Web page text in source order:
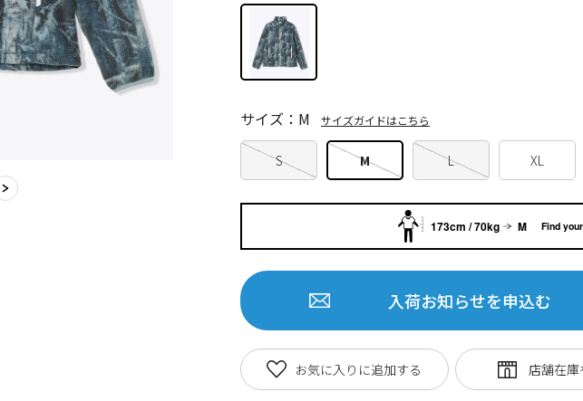
S M L XL
サイズ：M サイズガイドはこちら
入荷お知らせを申込む
お気に入りに追加する
173cm / 70kg M Find